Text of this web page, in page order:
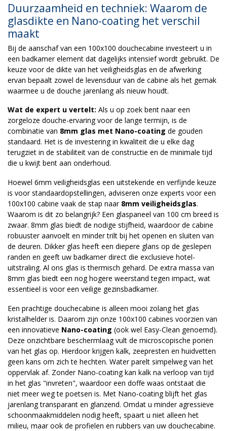
Duurzaamheid en techniek: Waarom de
glasdikte en Nano-coating het verschil
maakt
Bij de aanschaf van een 100x100 douchecabine investeert u in
een badkamer element dat dagelijks intensief wordt gebruikt. De
keuze voor de dikte van het veiligheidsglas en de afwerking
ervan bepaalt zowel de levensduur van de cabine als het gemak
waarmee u de douche jarenlang als nieuw houdt.
Wat de expert u vertelt: Als u op zoek bent naar een
zorgeloze douche-ervaring voor de lange termijn, is de
combinatie van 8mm glas met Nano-coating de gouden
standaard. Het is de investering in kwaliteit die u elke dag
terugziet in de stabiliteit van de constructie en de minimale tijd
die u kwijt bent aan onderhoud.
Hoewel 6mm veiligheidsglas een uitstekende en verfijnde keuze
is voor standaardopstellingen, adviseren onze experts voor een
100x100 cabine vaak de stap naar 8mm veiligheidsglas.
Waarom is dit zo belangrijk? Een glaspaneel van 100 cm breed is
zwaar. 8mm glas biedt de nodige stijfheid, waardoor de cabine
robuuster aanvoelt en minder trilt bij het openen en sluiten van
de deuren. Dikker glas heeft een diepere glans op de geslepen
randen en geeft uw badkamer direct die exclusieve hotel-
uitstraling. Al ons glas is thermisch gehard. De extra massa van
8mm glas biedt een nog hogere weerstand tegen impact, wat
essentieel is voor een veilige gezinsbadkamer.
Een prachtige douchecabine is alleen mooi zolang het glas
kristalhelder is. Daarom zijn onze 100x100 cabines voorzien van
een innovatieve Nano-coating (ook wel Easy-Clean genoemd).
Deze onzichtbare beschermlaag vult de microscopische poriën
van het glas op. Hierdoor krijgen kalk, zeepresten en huidvetten
geen kans om zich te hechten. Water parelt simpelweg van het
oppervlak af. Zonder Nano-coating kan kalk na verloop van tijd
in het glas "invreten", waardoor een doffe waas ontstaat die
niet meer weg te poetsen is. Met Nano-coating blijft het glas
jarenlang transparant en glanzend. Omdat u minder agressieve
schoonmaakmiddelen nodig heeft, spaart u niet alleen het
milieu, maar ook de profielen en rubbers van uw douchecabine.